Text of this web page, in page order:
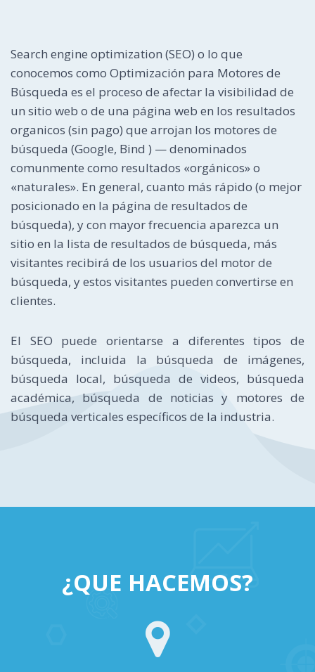
Search engine optimization (SEO) o lo que
conocemos como Optimización para Motores de
Búsqueda es el proceso de afectar la visibilidad de
un sitio web o de una página web en los resultados
organicos (sin pago) que arrojan los motores de
búsqueda (Google, Bind ) — denominados
comunmente como resultados «orgánicos» o
«naturales». En general, cuanto más rápido (o mejor
posicionado en la página de resultados de
búsqueda), y con mayor frecuencia aparezca un
sitio en la lista de resultados de búsqueda, más
visitantes recibirá de los usuarios del motor de
búsqueda, y estos visitantes pueden convertirse en
clientes.
El SEO puede orientarse a diferentes tipos de
búsqueda, incluida la búsqueda de imágenes,
búsqueda local, búsqueda de videos, búsqueda
académica, búsqueda de noticias y motores de
búsqueda verticales específicos de la industria.
¿QUE HACEMOS?